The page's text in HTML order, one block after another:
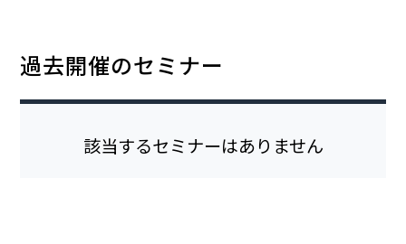
過去開催のセミナー
該当するセミナーはありません